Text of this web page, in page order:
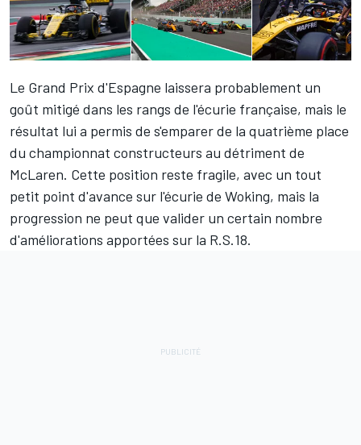
Le Grand Prix d'Espagne laissera probablement un
goût mitigé dans les rangs de l'écurie française, mais le
résultat lui a permis de s'emparer de la quatrième place
du championnat constructeurs au détriment de
McLaren. Cette position reste fragile, avec un tout
petit point d'avance sur l'écurie de Woking, mais la
progression ne peut que valider un certain nombre
d'améliorations apportées sur la R.S.18.